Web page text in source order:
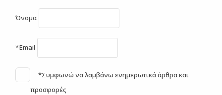
Όνομα
*Email
*Συμφωνώ να λαμβάνω ενημερωτικά άρθρα και
προσφορές